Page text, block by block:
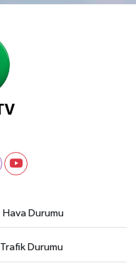
Hava Durumu
Trafik Durumu